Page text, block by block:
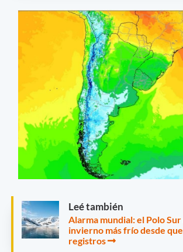
Leé también
Alarma mundial: el Polo
invierno más frío desde
registros